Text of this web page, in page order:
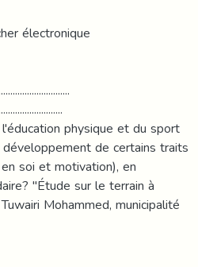
électronique
physique et du sport
de certains traits
soi et motivation), en
"Étude sur le terrain à
Mohammed, municipalité